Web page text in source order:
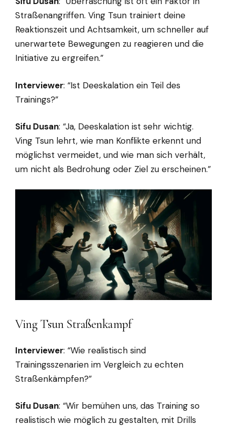
Straßenangriffen. Ving Tsun trainiert deine
Reaktionszeit und Achtsamkeit, um schneller auf
unerwartete Bewegungen zu reagieren und die
Initiative zu ergreifen.”
Interviewer: “Ist Deeskalation ein Teil des
Trainings?”
Sifu Dusan: “Ja, Deeskalation ist sehr wichtig.
Ving Tsun lehrt, wie man Konflikte erkennt und
möglichst vermeidet, und wie man sich verhält,
um nicht als Bedrohung oder Ziel zu erscheinen.”
Ving Tsun Straßenkampf
Interviewer: “Wie realistisch sind
Trainingsszenarien im Vergleich zu echten
Straßenkämpfen?”
Sifu Dusan: “Wir bemühen uns, das Training so
realistisch wie möglich zu gestalten, mit Drills